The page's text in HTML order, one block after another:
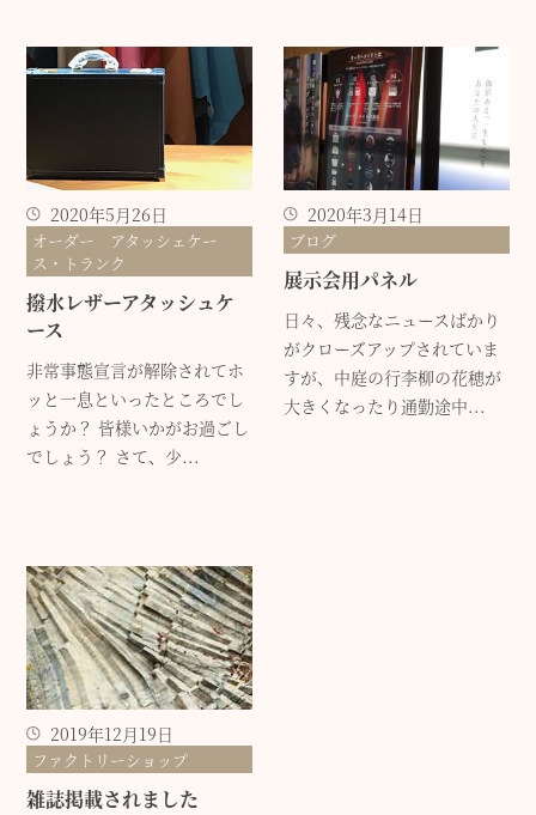
2020年5月26日
オーダー アタッシェケー
ス・トランク
撥水レザーアタッシュケ
ース
非常事態宣言が解除されてホ
ッと一息といったところでし
ょうか？ 皆様いかがお過ごし
でしょう？ さて、少...
2020年3月14日
ブログ
展示会用パネル
日々、残念なニュースばかり
がクローズアップされていま
すが、中庭の行李柳の花穂が
大きくなったり通勤途中...
2019年12月19日
ファクトリーショップ
雑誌掲載されました